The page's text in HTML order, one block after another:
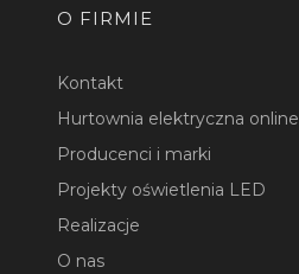
O FIRMIE
Kontakt
Hurtownia elektryczna online
Producenci i marki
Projekty oświetlenia LED
Realizacje
O nas